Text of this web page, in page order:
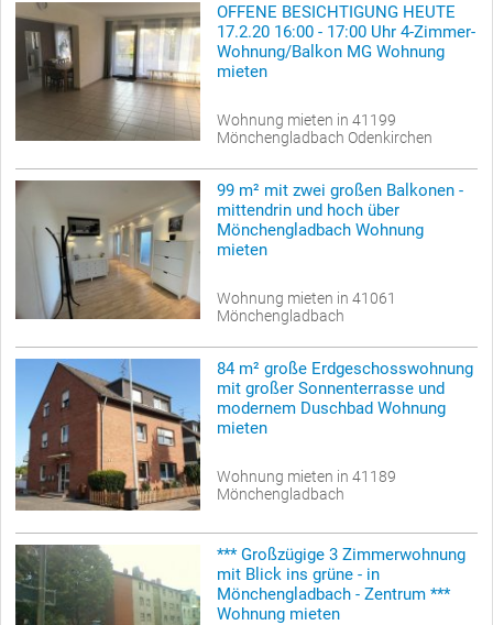
OFFENE BESICHTIGUNG HEUTE
17.2.20 16:00 - 17:00 Uhr 4-Zimmer-
Wohnung/Balkon MG Wohnung
mieten
Wohnung mieten in 41199
Mönchengladbach Odenkirchen
99 m² mit zwei großen Balkonen -
mittendrin und hoch über
Mönchengladbach Wohnung
mieten
Wohnung mieten in 41061
Mönchengladbach
84 m² große Erdgeschosswohnung
mit großer Sonnenterrasse und
modernem Duschbad Wohnung
mieten
Wohnung mieten in 41189
Mönchengladbach
*** Großzügige 3 Zimmerwohnung
mit Blick ins grüne - in
Mönchengladbach - Zentrum ***
Wohnung mieten